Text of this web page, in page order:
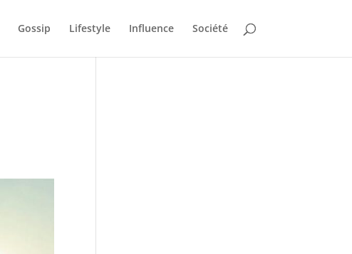
Gossip Lifestyle Influence Société